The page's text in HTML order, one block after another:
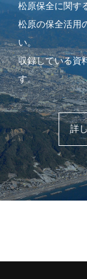
松原保全に関す
松原の保全活用
い。
収録している資
す。
詳